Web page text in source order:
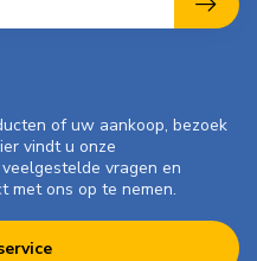
of uw aankoop, bezoek
vindt u onze
vragen en
met ons op te nemen.